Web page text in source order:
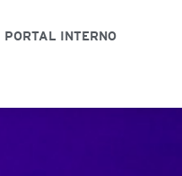
PORTAL INTERNO